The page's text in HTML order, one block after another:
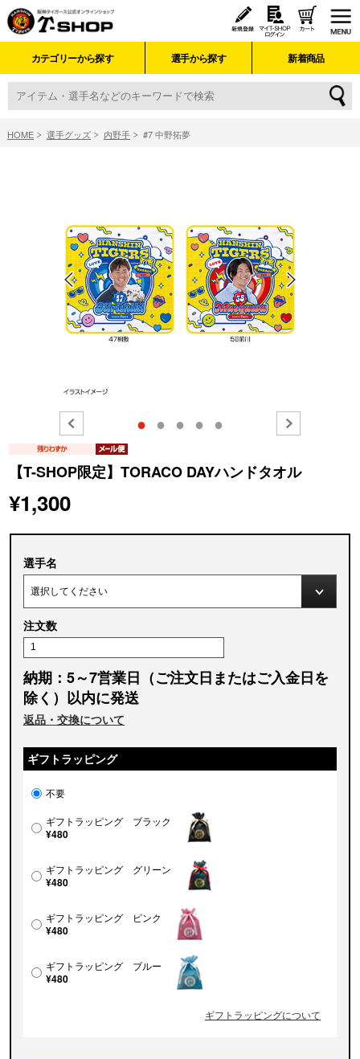
カテゴリーから探す 選手から探す 新着商品
HOME 選手グッズ 内野手 #7 中野拓夢
● ● ● ● ●
【T-SHOP限定】TORACO DAYハンドタオル
¥1,300
選手名
注文数
納期：5～7営業日（ご注文日またはご入金日を
除く）以内に発送
返品・交換について
ギフトラッピング
不要
ギフトラッピング ブラック
¥480
ギフトラッピング グリーン
¥480
ギフトラッピング ピンク
¥480
ギフトラッピング ブルー
¥480
ギフトラッピングについて